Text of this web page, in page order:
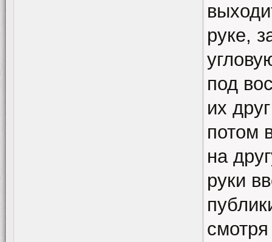
руке,
под
их
потом
на
руки